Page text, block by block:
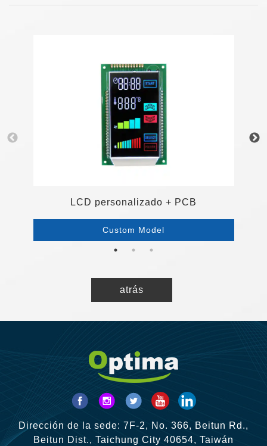
LCD personalizado + PCB
Custom Model
atrás
Dirección de la sede: 7F-2, No. 366, Beitun Rd.,
Beitun Dist., Taichung City 40654, Taiwán